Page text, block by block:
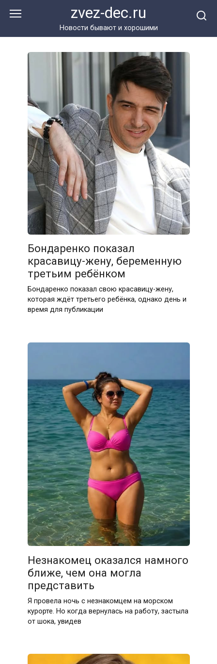
zvez-dec.ru
Новости бывают и хорошими
Бондаренко показал
красавицу-жену, беременную
третьим ребёнком
Бондаренко показал свою красавицу-жену,
которая ждёт третьего ребёнка, однако день и
время для публикации
Незнакомец оказался намного
ближе, чем она могла
представить
Я провела ночь с незнакомцем на морском
курорте. Но когда вернулась на работу, застыла
от шока, увидев